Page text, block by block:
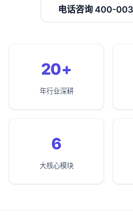
电话咨询 400-
20+
年行业深耕
6
大核心模块